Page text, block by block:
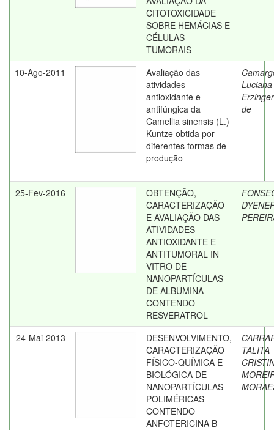
CITOTOXICIDADE
SOBRE HEMÁCIAS E
CÉLULAS
TUMORAIS
10-Ago-2011
Avaliação das
atividades
antioxidante e
antifúngica da
Camellia sinensis (L.)
Kuntze obtida por
diferentes formas de
produção
Luciana
de
25-Fev-2016
OBTENÇÃO,
CARACTERIZAÇÃO
E AVALIAÇÃO DAS
ATIVIDADES
ANTIOXIDANTE E
ANTITUMORAL IN
VITRO DE
NANOPARTÍCULAS
DE ALBUMINA
CONTENDO
RESVERATROL
24-Mai-2013
DESENVOLVIMENTO,
CARACTERIZAÇÃO
FÍSICO-QUÍMICA E
BIOLÓGICA DE
NANOPARTÍCULAS
POLIMÉRICAS
CONTENDO
ANFOTERICINA B
TALITA